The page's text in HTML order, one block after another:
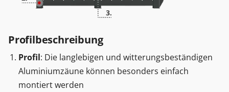
Profilbeschreibung
Profil: Die langlebigen und witterungsbeständigen
Aluminiumzäune können besonders einfach
montiert werden